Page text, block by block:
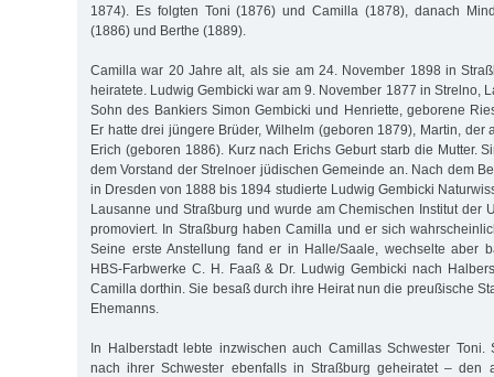
1874). Es folgten Toni (1876) und Camilla (1878), danach
(1886) und Berthe (1889).
Camilla war 20 Jahre alt, als sie am 24. November 1898 in
heiratete. Ludwig Gembicki war am 9. November 1877 in Strelno,
Sohn des Bankiers Simon Gembicki und Henriette, geborene
Er hatte drei jüngere Brüder, Wilhelm (geboren 1879), Martin, der
Erich (geboren 1886). Kurz nach Erichs Geburt starb die Mutter.
dem Vorstand der Strelnoer jüdischen Gemeinde an. Nach dem
in Dresden von 1888 bis 1894 studierte Ludwig Gembicki
Lausanne und Straßburg und wurde am Chemischen Institut der
promoviert. In Straßburg haben Camilla und er sich
Seine erste Anstellung fand er in Halle/Saale, wechselte aber
HBS-Farbwerke C. H. Faaß & Dr. Ludwig Gembicki nach
Camilla dorthin. Sie besaß durch ihre Heirat nun die preußische
Ehemanns.
In Halberstadt lebte inzwischen auch Camillas Schwester Toni.
nach ihrer Schwester ebenfalls in Straßburg geheiratet – den